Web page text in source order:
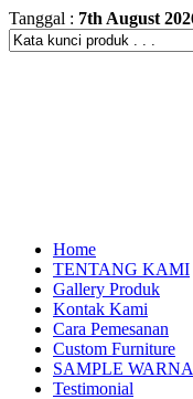
Tanggal : 7th August
Home
TENTANG KAMI
Gallery Produk
Kontak Kami
Cara Pemesanan
Custom Furniture
SAMPLE WARNA
Testimonial